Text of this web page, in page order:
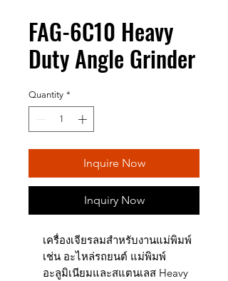
FAG-6C10 Heavy
Duty Angle Grinder
Quantity *
Inquire Now
Inquiry Now
เครื่องเจียรลมสำหรับงานแม่พิมพ์
เช่น อะไหล่รถยนต์ แม่พิมพ์
อะลูมิเนียมและสแตนเลส Heavy